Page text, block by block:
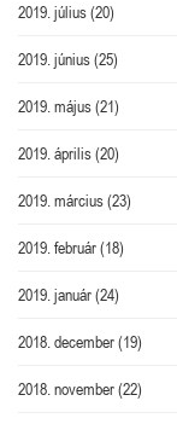
2019. július(20)
2019. június(25)
2019. május(21)
2019. április(20)
2019. március(23)
2019. február(18)
2019. január(24)
2018. december(19)
2018. november(22)